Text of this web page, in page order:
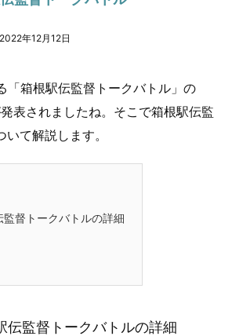
2022年12月12日
「箱根駅伝監督トークバトル」の
表されましたね。そこで箱根駅伝監
て解説します。
督トークバトルの詳細
監督トークバトルの詳細